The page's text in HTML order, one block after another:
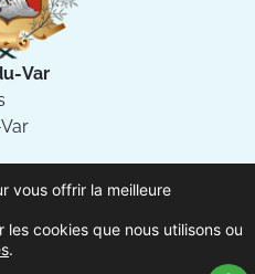
Var
de 8h30
vous offrir la meilleure
cookies que nous utilisons ou
.